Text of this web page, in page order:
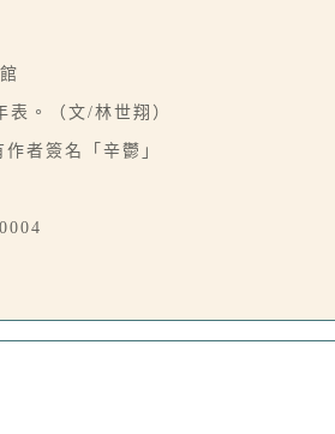
表。（文/林世翔）
者簽名「辛鬱」